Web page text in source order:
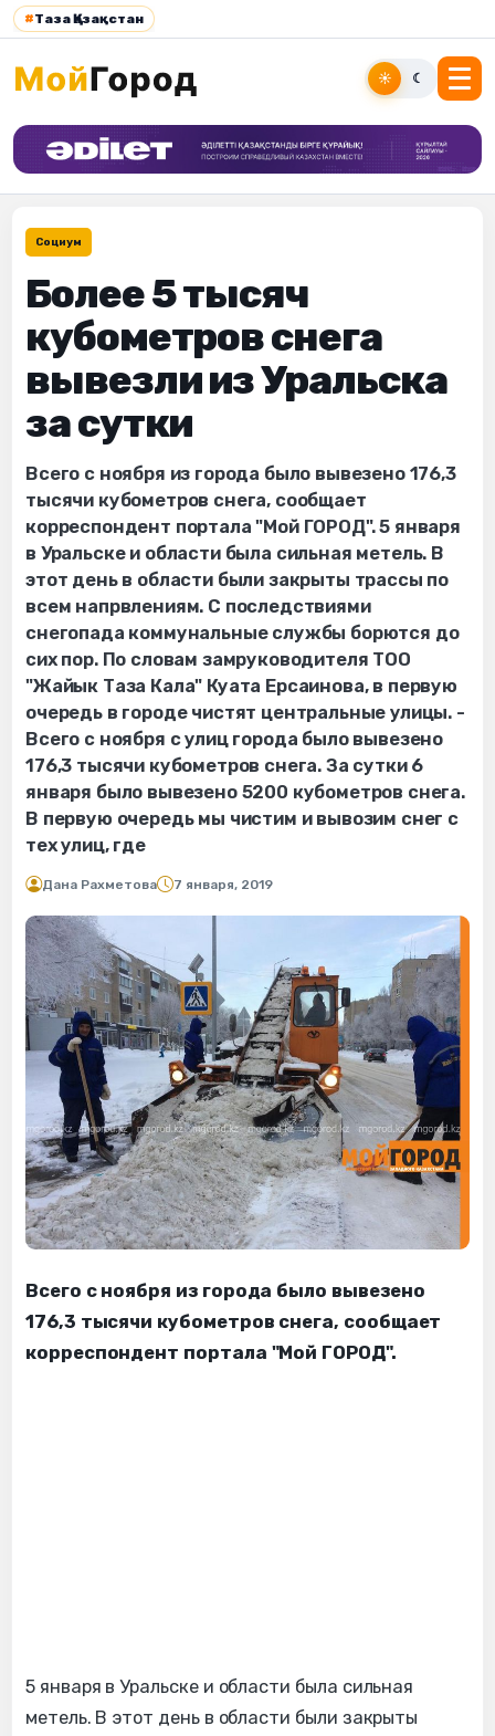
#Таза Қазақстан
☀ ☾
Социум
Более 5 тысяч
кубометров снега
вывезли из Уральска
за сутки
Всего с ноября из города было вывезено 176,3
тысячи кубометров снега, сообщает
корреспондент портала "Мой ГОРОД". 5 января
в Уральске и области была сильная метель. В
этот день в области были закрыты трассы по
всем напрвлениям. С последствиями
снегопада коммунальные службы борются до
сих пор. По словам замруководителя ТОО
"Жайык Таза Кала" Куата Ерсаинова, в первую
очередь в городе чистят центральные улицы. -
Всего с ноября с улиц города было вывезено
176,3 тысячи кубометров снега. За сутки 6
января было вывезено 5200 кубометров снега.
В первую очередь мы чистим и вывозим снег с
тех улиц, где
Дана Рахметова 7 января, 2019
Всего с ноября из города было вывезено
176,3 тысячи кубометров снега, сообщает
корреспондент портала "Мой ГОРОД".
5 января в Уральске и области была сильная
метель. В этот день в области были закрыты